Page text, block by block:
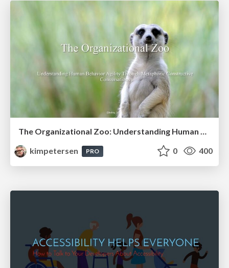
The Organizational Zoo: Understanding Human Behavior Agility Through Metaphoric Constructive Conversations (based on the works of Arthur Shelley, Ph.D)
kimpetersen
PRO 0 400